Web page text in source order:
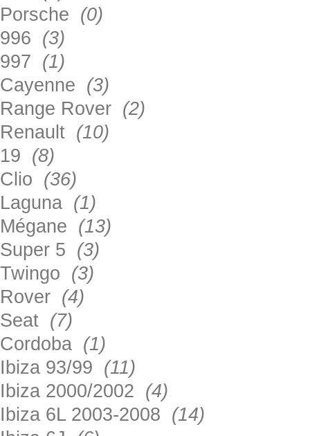
Porsche (0)
996 (3)
997 (1)
Cayenne (3)
Range Rover (2)
Renault (10)
19 (8)
Clio (36)
Laguna (1)
Mégane (13)
Super 5 (3)
Twingo (3)
Rover (4)
Seat (7)
Cordoba (1)
Ibiza 93/99 (11)
Ibiza 2000/2002 (4)
Ibiza 6L 2003-2008 (14)